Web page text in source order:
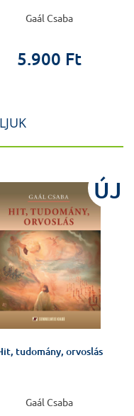
Gaál Csaba
5.900 Ft
ÚJ
tudomány, orvoslás
Gaál Csaba